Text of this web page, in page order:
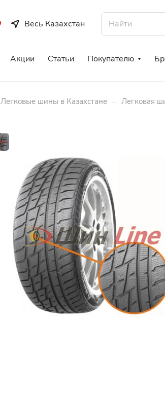
Весь Казахстан
Акции Статьи Покупателю
Легковые шины в Казахстане – Легковая